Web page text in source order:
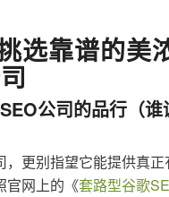
选靠谱的美
公司的品行（谁
，更别指望它能提供真正
官网上的《套路型谷歌